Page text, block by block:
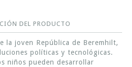
DEL PRODUCTO
la joven República de Beremhilt,
políticas y tecnológicas.
niños pueden desarrollar